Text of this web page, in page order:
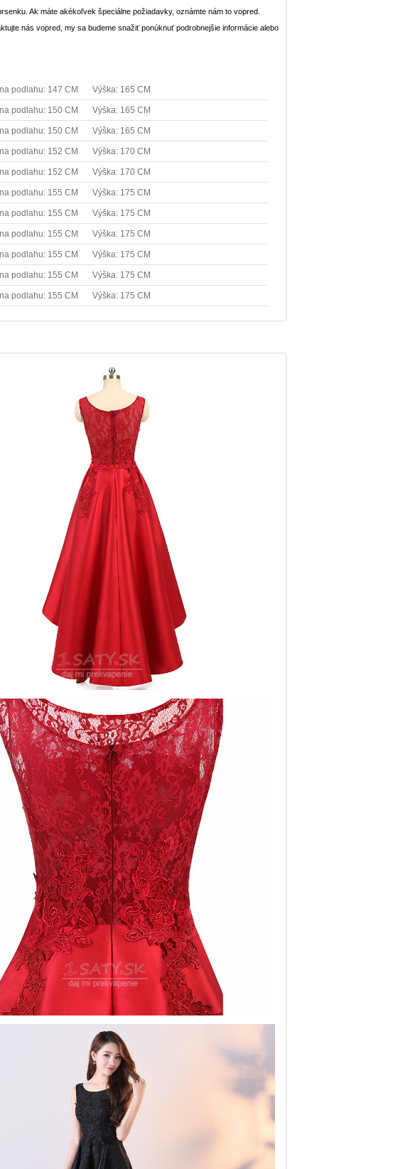
Ak máte akékoľvek špeciálne požiadavky, oznámte nám to vopred.
nás vopred, my sa budeme snažiť ponúknuť podrobnejšie informácie alebo
podlahu: 147 CM Výška: 165 CM
podlahu: 150 CM Výška: 165 CM
podlahu: 150 CM Výška: 165 CM
podlahu: 152 CM Výška: 170 CM
podlahu: 152 CM Výška: 170 CM
podlahu: 155 CM Výška: 175 CM
podlahu: 155 CM Výška: 175 CM
podlahu: 155 CM Výška: 175 CM
podlahu: 155 CM Výška: 175 CM
podlahu: 155 CM Výška: 175 CM
podlahu: 155 CM Výška: 175 CM